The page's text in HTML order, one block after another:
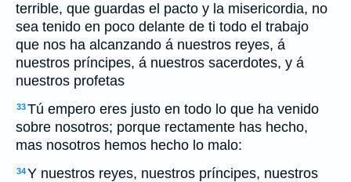
terrible, que guardas el pacto y la misericordia, no
sea tenido en poco delante de ti todo el trabajo
que nos ha alcanzando á nuestros reyes, á
nuestros príncipes, á nuestros sacerdotes, y á
nuestros profetas
33Tú empero eres justo en todo lo que ha venido
sobre nosotros; porque rectamente has hecho,
mas nosotros hemos hecho lo malo:
34Y nuestros reyes, nuestros príncipes, nuestros